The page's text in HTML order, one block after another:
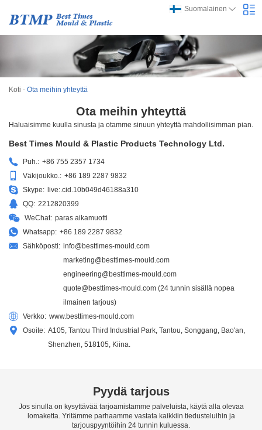
Suomalainen
Koti - Ota meihin yhteyttä
Ota meihin yhteyttä
Haluaisimme kuulla sinusta ja otamme sinuun yhteyttä mahdollisimman pian.
Best Times Mould & Plastic Products Technology Ltd.
Puh.: +86 755 2357 1734
Väkijoukko.: +86 189 2287 9832
Skype: live:.cid.10b049d46188a310
QQ: 2212820399
WeChat: paras aikamuotti
Whatsapp: +86 189 2287 9832
Sähköposti: info@besttimes-mould.com
marketing@besttimes-mould.com
engineering@besttimes-mould.com
quote@besttimes-mould.com (24 tunnin sisällä nopea
ilmainen tarjous)
Verkko: www.besttimes-mould.com
Osoite: A105, Tantou Third Industrial Park, Tantou, Songgang, Bao'an,
Shenzhen, 518105, Kiina.
Pyydä tarjous
Jos sinulla on kysyttävää tarjoamistamme palveluista, käytä alla olevaa
lomaketta. Yritämme parhaamme vastata kaikkiin tiedusteluihin ja
tarjouspyyntöihin 24 tunnin kuluessa.